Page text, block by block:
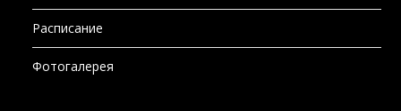
Расписание
Фотогалерея